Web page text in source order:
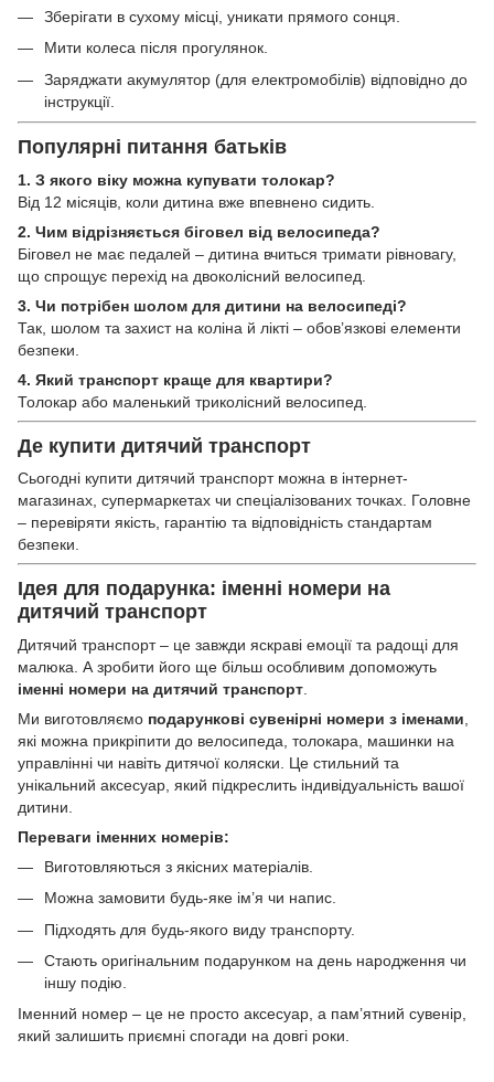
Зберігати в сухому місці, уникати прямого сонця.
Мити колеса після прогулянок.
Заряджати акумулятор (для електромобілів) відповідно до
інструкції.
Популярні питання батьків
1. З якого віку можна купувати толокар?
Від 12 місяців, коли дитина вже впевнено сидить.
2. Чим відрізняється біговел від велосипеда?
Біговел не має педалей – дитина вчиться тримати рівновагу,
що спрощує перехід на двоколісний велосипед.
3. Чи потрібен шолом для дитини на велосипеді?
Так, шолом та захист на коліна й лікті – обов’язкові елементи
безпеки.
4. Який транспорт краще для квартири?
Толокар або маленький триколісний велосипед.
Де купити дитячий транспорт
Сьогодні купити дитячий транспорт можна в інтернет-
магазинах, супермаркетах чи спеціалізованих точках. Головне
– перевіряти якість, гарантію та відповідність стандартам
безпеки.
Ідея для подарунка: іменні номери на
дитячий транспорт
Дитячий транспорт – це завжди яскраві емоції та радощі для
малюка. А зробити його ще більш особливим допоможуть
іменні номери на дитячий транспорт
Ми виготовляємо подарункові сувенірні номери з іменами
які можна прикріпити до велосипеда, толокара, машинки на
управлінні чи навіть дитячої коляски. Це стильний та
унікальний аксесуар, який підкреслить індивідуальність вашої
дитини.
Переваги іменних номерів:
Виготовляються з якісних матеріалів.
Можна замовити будь-яке ім’я чи напис.
Підходять для будь-якого виду транспорту.
Стають оригінальним подарунком на день народження чи
іншу подію.
Іменний номер – це не просто аксесуар, а пам’ятний сувенір,
який залишить приємні спогади на довгі роки.